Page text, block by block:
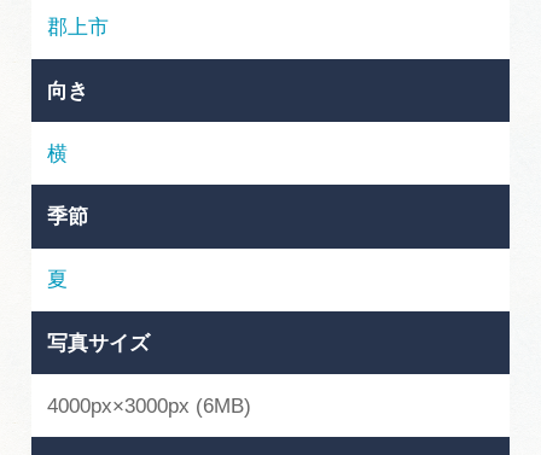
岐阜県観光データベース
動画ライブラリー
お問い合わせ
郡上市
向き
横
季節
夏
写真サイズ
4000px×3000px (6MB)